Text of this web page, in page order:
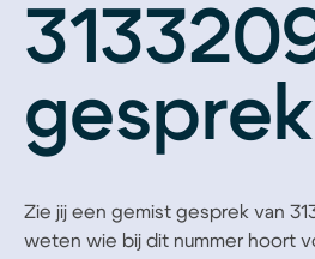
gesprek
Zie jij een gemist gesprek van
weten wie bij dit nummer hoort